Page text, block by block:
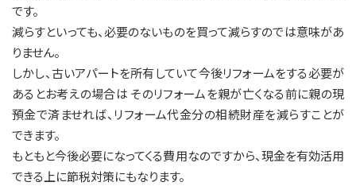
です。
減らすといっても、必要のないものを買って減らすのでは意味があ
りません。
しかし、古いアパートを所有していて今後リフォームをする必要が
あるとお考えの場合は そのリフォームを親が亡くなる前に親の現
預金で済ませれば、リフォーム代金分の相続財産を減らすことが
できます。
もともと今後必要になってくる費用なのですから、現金を有効活用
できる上に節税対策にもなります。